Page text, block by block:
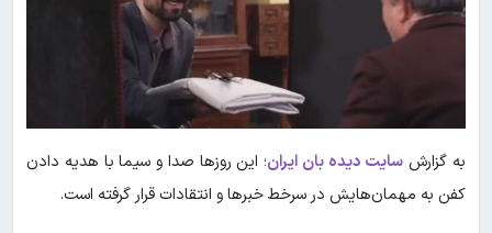
به گزارش سایت دیده بان ایران؛ این روزها صدا و سیما با هدیه دادن
کفن به مهمان‌هایش در سرخط خبرها و انتقادات قرار گرفته است.